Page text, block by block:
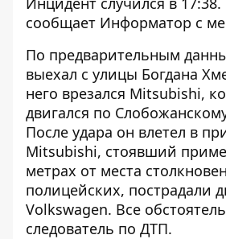
сообщает Информатор с
По предварительным
выехал с улицы Богдана
него врезался Mitsubishi,
двигался по
После удара он влетел в
Mitsubishi, стоявший
метрах от места
полицейских, пострадали
Volkswagen. Все
следователь по ДТП.